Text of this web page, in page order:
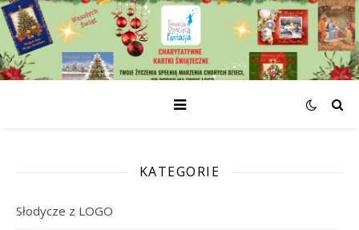
KATEGORIE
Słodycze z LOGO